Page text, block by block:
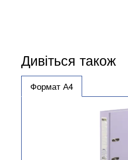
Дивіться також
Формат А4